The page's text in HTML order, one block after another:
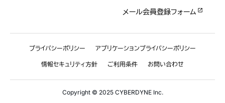
メール会員登録フォーム
プライバシーポリシー アプリケーションプライバシーポリシー
情報セキュリティ方針 ご利用条件 お問い合わせ
Copyright © 2025 CYBERDYNE Inc.